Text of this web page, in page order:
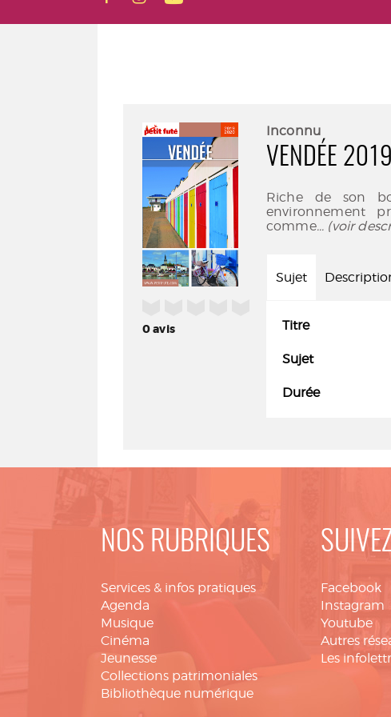
0avis
Inconnu
VENDÉE
Riche de son
environnement
comme... (voir
Sujet
Titre
Sujet
Durée
NOS RUBRIQUES
Services & infos pratiques
Agenda
Musique
Cinéma
Jeunesse
Collections patrimoniales
Bibliothèque numérique
Facebook
Instagram
Youtube
Autres
Les